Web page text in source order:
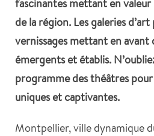
fascinantes mettant en
de la région. Les galeries
vernissages mettant en avant
émergents et établis.
programme des théâtres
uniques et captivantes.
Montpellier, ville dynamique